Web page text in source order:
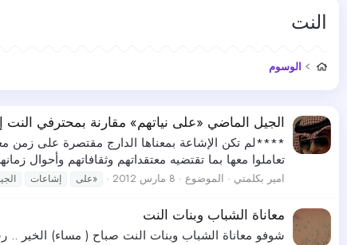
النت
الوسوم
الجيل الماضي «على نياتهم» مقارنة بمحترفي النت
****لم تكن الإشاعة بمعناها الدارج مقتصرة على زمن
تعاملوا معها بما تقتضيه معتقداتهم وثقافاتهم وأحوال
امير بكلمتي الموضوع 8 مارس 2012 «على إشاعات
معاناة الشباب وبنات النت
شوفو معاناة الشباب وبنات النت صباح ( مساء) الخير ..